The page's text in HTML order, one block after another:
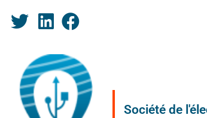
Société de